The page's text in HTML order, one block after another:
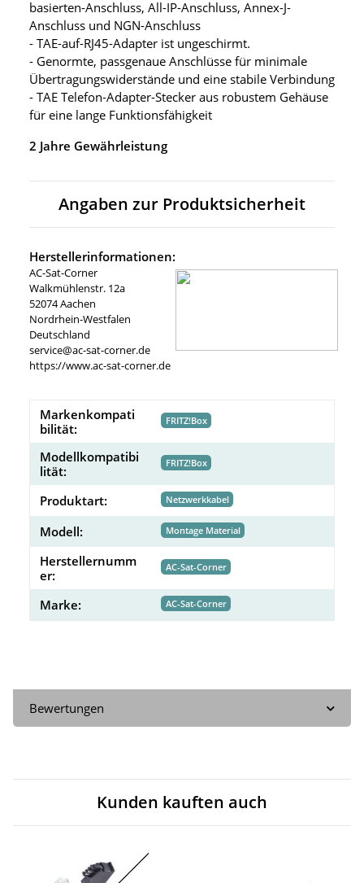
basierten-Anschluss, All-IP-Anschluss, Annex-J-
Anschluss und NGN-Anschluss
- TAE-auf-RJ45-Adapter ist ungeschirmt.
- Genormte, passgenaue Anschlüsse für minimale
Übertragungswiderstände und eine stabile Verbindung
- TAE Telefon-Adapter-Stecker aus robustem Gehäuse
für eine lange Funktionsfähigkeit
2 Jahre Gewährleistung
Angaben zur Produktsicherheit
Herstellerinformationen:
AC-Sat-Corner
Walkmühlenstr. 12a
52074 Aachen
Nordrhein-Westfalen
Deutschland
service@ac-sat-corner.de
https://www.ac-sat-corner.de
Markenkompati
bilität:
FRITZ!Box
Modellkompatibi
lität:
FRITZ!Box
Produktart: Netzwerkkabel
Modell: Montage Material
Herstellernumm
er:
AC-Sat-Corner
Marke: AC-Sat-Corner
Bewertungen
Kunden kauften auch